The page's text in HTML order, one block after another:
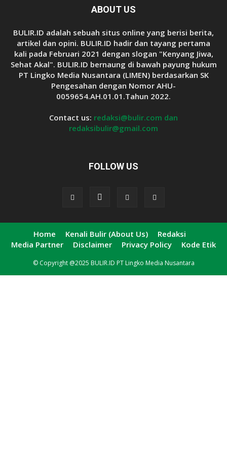
ABOUT US
BULIR.ID adalah sebuah situs online yang berisi berita,
artikel dan opini. BULIR.ID hadir dan tayang pertama
kali pada Februari 2021 dengan slogan "Kenyang Jiwa,
Sehat Akal". BULIR.ID bernaung di bawah payung hukum
PT Lingko Media Nusantara (LIMEN) berdasarkan SK
Pengesahan dengan Nomor AHU-
0059654.AH.01.01.Tahun 2022.
Contact us: redaksi@bulir.com dan
redaksibulir@gmail.com
FOLLOW US
Home Kenali Bulir (About Us)
Redaksi
Media Partner
Disclaimer Privacy Policy Kode Etik
© Copyright @2025 BULIR.ID PT Lingko Media Nusantara